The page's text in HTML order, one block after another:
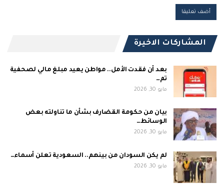
المشاركات الاخيرة
بعد أن فقدت الأمل.. مواطن يعيد مبلغ مالي لصحفية
تم…
مايو 30, 2026
بيان من حكومة القضارف بشأن ما تناولته بعض
الوسائط…
مايو 30, 2026
لم يكن السودان من بينهم.. السعودية تعلن أسماء…
مايو 30, 2026